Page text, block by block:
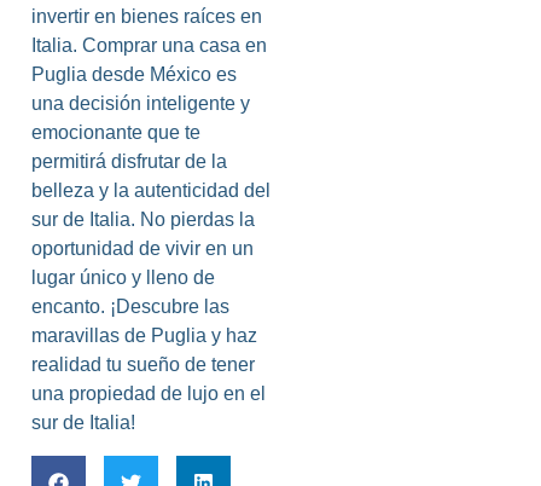
invertir en bienes raíces en
Italia. Comprar una casa en
Puglia desde México es
una decisión inteligente y
emocionante que te
permitirá disfrutar de la
belleza y la autenticidad del
sur de Italia. No pierdas la
oportunidad de vivir en un
lugar único y lleno de
encanto. ¡Descubre las
maravillas de Puglia y haz
realidad tu sueño de tener
una propiedad de lujo en el
sur de Italia!